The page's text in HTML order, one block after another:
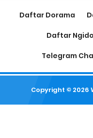
Daftar Dorama
Daftar
Telegram
Copyright © 2026